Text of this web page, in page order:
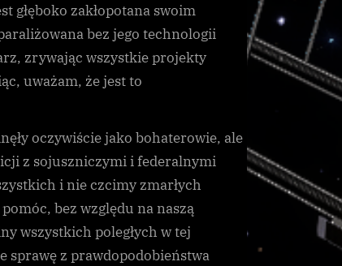
głęboko zakłopotana swoim
bez jego technologii
zrywając wszystkie projekty
uważam, że jest to
oczywiście jako bohaterowie, ale
z sojuszniczymi i federalnymi
i nie czcimy zmarłych
bez względu na naszą
wszystkich poległych w tej
sprawę z prawdopodobieństwa